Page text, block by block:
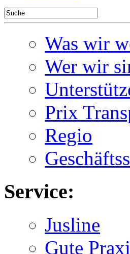
Was wir
Wer wir
Prix
Regio
Service:
Jusline
Gute